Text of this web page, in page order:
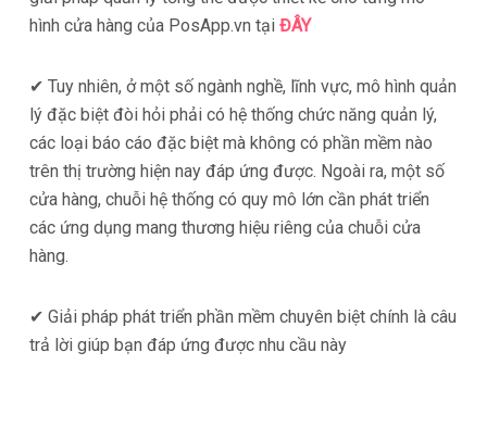
hình cửa hàng của PosApp.vn tại ĐÂY
✔ Tuy nhiên, ở một số ngành nghề, lĩnh vực, mô hình quản
lý đặc biệt đòi hỏi phải có hệ thống chức năng quản lý,
các loại báo cáo đặc biệt mà không có phần mềm nào
trên thị trường hiện nay đáp ứng được. Ngoài ra, một số
cửa hàng, chuỗi hệ thống có quy mô lớn cần phát triển
các ứng dụng mang thương hiệu riêng của chuỗi cửa
hàng.
✔ Giải pháp phát triển phần mềm chuyên biệt chính là câu
trả lời giúp bạn đáp ứng được nhu cầu này